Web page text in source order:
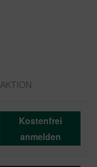
AKTION
Kostenfrei
anmelden